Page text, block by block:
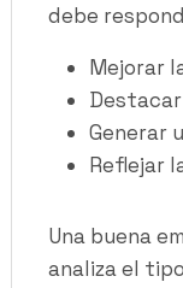
debe
Mejorar
Generar
Reflejar
Una buena
analiza el